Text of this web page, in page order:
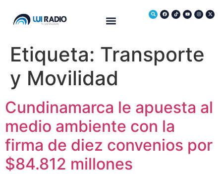
Etiqueta: Transporte
y Movilidad
Cundinamarca le apuesta al
medio ambiente con la
firma de diez convenios por
$84.812 millones